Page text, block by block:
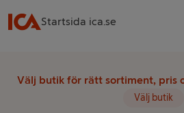
Startsida ica.se
Välj butik för rätt sortiment, pris
Välj butik